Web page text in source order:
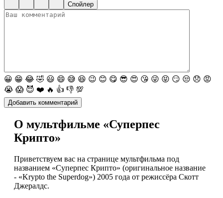
Спойлер
😀 😁 😂 🤣 😃 😄 😅 😆 😉 😊 😋 😎 😍 😘 😜 😝 😏 😒 😞 😡
😭 😱 😈 ❤️ 🔥 👍 👎 💯
О мультфильме «Суперпес
Крипто»
Приветствуем вас на странице мультфильма под
названием «Суперпес Крипто» (оригинальное название
- «Krypto the Superdog») 2005 года от режиссёра Скотт
Джералдс.